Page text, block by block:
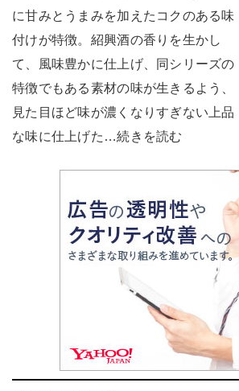
に甘みとうまみを加えたコクのある味
付けが特徴。紹興酒の香りを生かし
て、風味豊かに仕上げ、同シリーズの
特徴でもある素材の味が生きるよう、
見た目ほど味が濃くなりすぎない上品
な味に仕上げた…続きを読む